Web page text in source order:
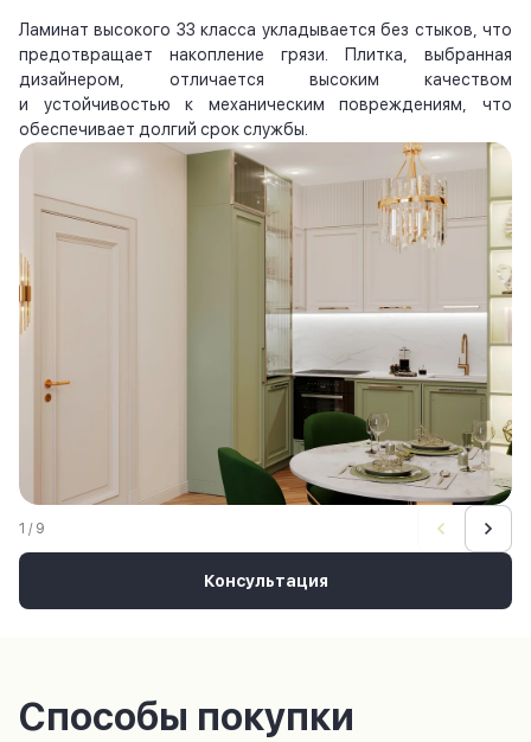
Ламинат высокого 33 класса укладывается без стыков, что
предотвращает накопление грязи. Плитка, выбранная
дизайнером, отличается высоким качеством
и устойчивостью к механическим повреждениям, что
обеспечивает долгий срок службы.
Консультация
1 / 9
Способы покупки